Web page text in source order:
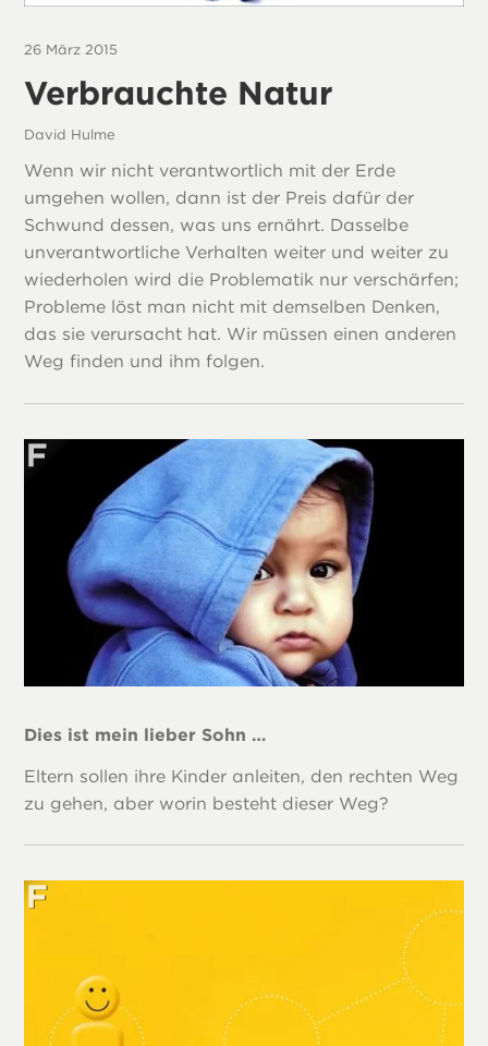
26 März 2015
Verbrauchte Natur
David Hulme
Wenn wir nicht verantwortlich mit der Erde
umgehen wollen, dann ist der Preis dafür der
Schwund dessen, was uns ernährt. Dasselbe
unverantwortliche Verhalten weiter und weiter zu
wiederholen wird die Problematik nur verschärfen;
Probleme löst man nicht mit demselben Denken,
das sie verursacht hat. Wir müssen einen anderen
Weg finden und ihm folgen.
Dies ist mein lieber Sohn …
Eltern sollen ihre Kinder anleiten, den rechten Weg
zu gehen, aber worin besteht dieser Weg?